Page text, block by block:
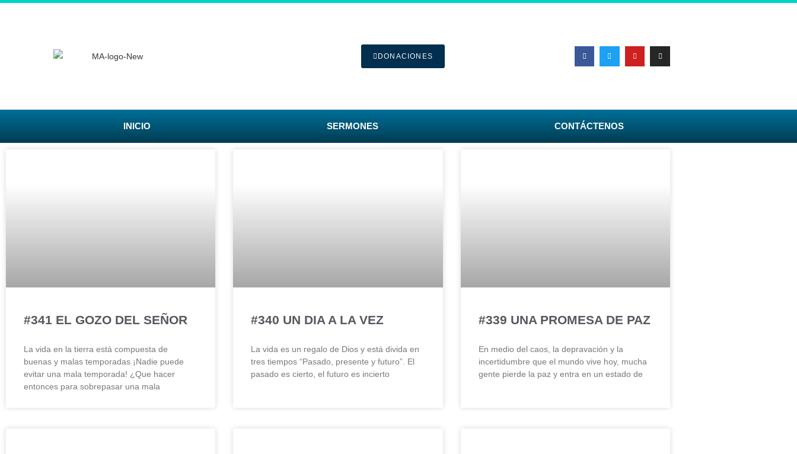
DONACIONES
INICIO SERMONES CONTÁCTENOS
#341 EL GOZO DEL SEÑOR
La vida en la tierra está compuesta de
buenas y malas temporadas ¡Nadie puede
evitar una mala temporada! ¿Que hacer
entonces para sobrepasar una mala
#340 UN DIA A LA VEZ
La vida es un regalo de Dios y está divida en
tres tiempos “Pasado, presente y futuro”. El
pasado es cierto, el futuro es incierto
#339 UNA PROMESA DE PAZ
En medio del caos, la depravación y la
incertidumbre que el mundo vive hoy, mucha
gente pierde la paz y entra en un estado de